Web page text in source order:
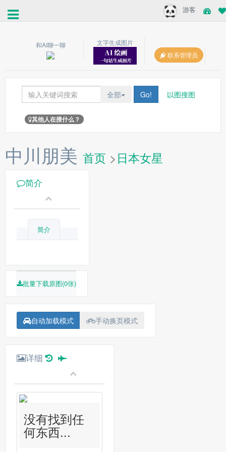
游客
和AI聊一聊
文字生成图片
联系管理员
全部 Go! 以图搜图
其他人在搜什么？
中川朋美 首页 >日本女星
简介
简介
批量下载原图(0张)
自动加载模式 手动换页模式
详细
没有找到任
何东西...